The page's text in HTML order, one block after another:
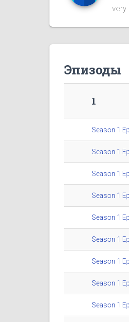
very
Эпизоды
1
Season 1
Season 1
Season 1
Season 1
Season 1
Season 1
Season 1
Season 1
Season 1